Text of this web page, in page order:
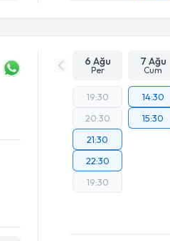
6 Ağu
Per
7 Ağu
Cum
19:30
20:30
21:30
22:30
19:30
14:30
15:30